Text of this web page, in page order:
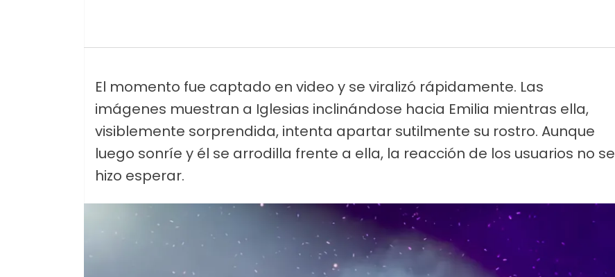
El momento fue captado en video y se viralizó rápidamente. Las
imágenes muestran a Iglesias inclinándose hacia Emilia mientras ella,
visiblemente sorprendida, intenta apartar sutilmente su rostro. Aunque
luego sonríe y él se arrodilla frente a ella, la reacción de los usuarios no se
hizo esperar.